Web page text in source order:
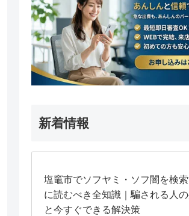
新着情報
塩竈市でソフヤミ・ソフ闇を検
に読むべき全知識｜騙される人
と今すぐできる解決策